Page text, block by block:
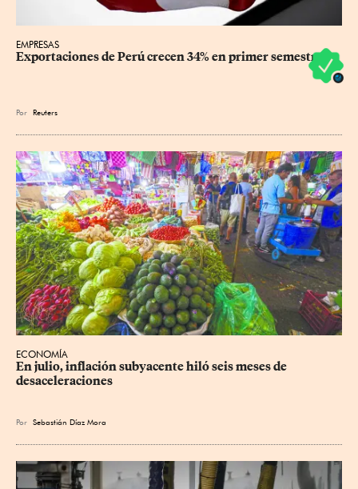
EMPRESAS
Exportaciones de Perú crecen 34% en primer semestre
Por Reuters
ECONOMÍA
En julio, inflación subyacente hiló seis meses de
desaceleraciones
Por Sebastián Díaz Mora